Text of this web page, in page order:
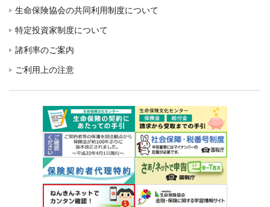
生命保険協会の共同利用制度について
特定投資家制度について
諸利率のご案内
ご利用上の注意